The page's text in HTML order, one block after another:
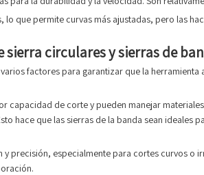
que permite curvas más ajustadas, pero las
circulares y sierras de
factores para garantizar que la
capacidad de corte y pueden manejar
hace que las sierras de la banda sean ideales
precisión, especialmente para cortes curvos o